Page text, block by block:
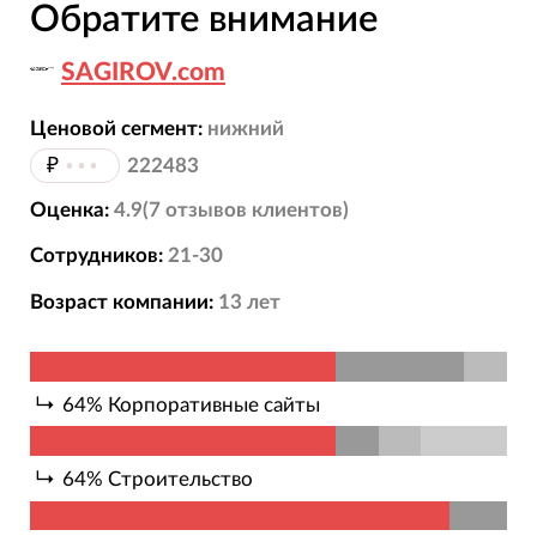
Обратите внимание
SAGIROV.com
Ценовой сегмент: нижний
₽ ••• 222483
Оценка: 4.9(7 отзывов клиентов)
Сотрудников: 21-30
Возраст компании: 13 лет
64% Корпоративные сайты
64% Строительство